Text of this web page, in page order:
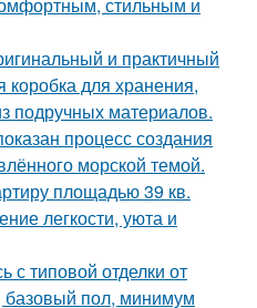
и практичный
для хранения,
подручных материалов.
процесс создания
морской темой.
площадью 39 кв.
легкости, уюта и
с типовой отделки от
базовый пол, минимум